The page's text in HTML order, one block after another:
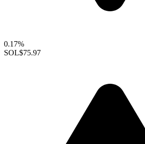
0.17%
SOL$75.97